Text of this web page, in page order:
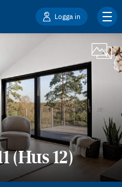
Logga in
(Hus 12)